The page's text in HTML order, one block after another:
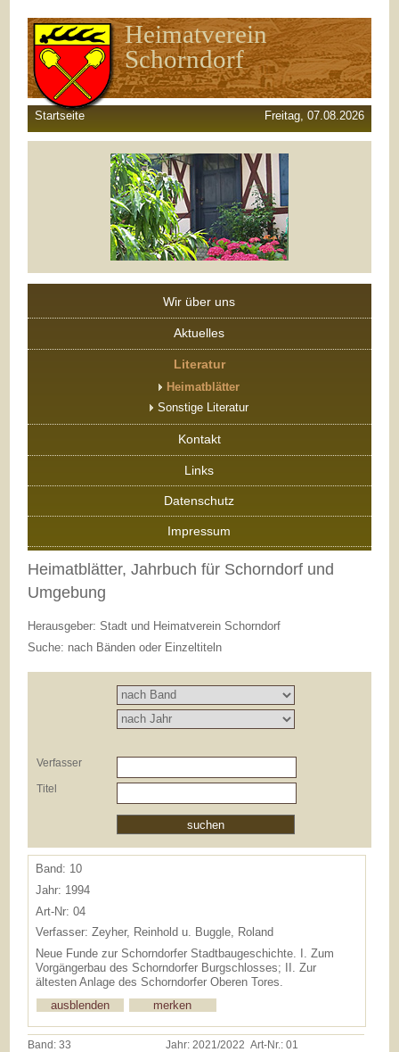
Heimatverein
Schorndorf
Startseite Freitag, 07.08.2026
Wir über uns
Aktuelles
Literatur
Heimatblätter
Sonstige Literatur
Kontakt
Links
Datenschutz
Impressum
Heimatblätter, Jahrbuch für Schorndorf und
Umgebung
Herausgeber: Stadt und Heimatverein Schorndorf
Suche: nach Bänden oder Einzeltiteln
Verfasser
Titel
Band: 10
Jahr: 1994
Art-Nr: 04
Verfasser: Zeyher, Reinhold u. Buggle, Roland
Neue Funde zur Schorndorfer Stadtbaugeschichte. I. Zum
Vorgängerbau des Schorndorfer Burgschlosses; II. Zur
ältesten Anlage des Schorndorfer Oberen Tores.
Band:33 Jahr: 2021/2022 Art-Nr.:01